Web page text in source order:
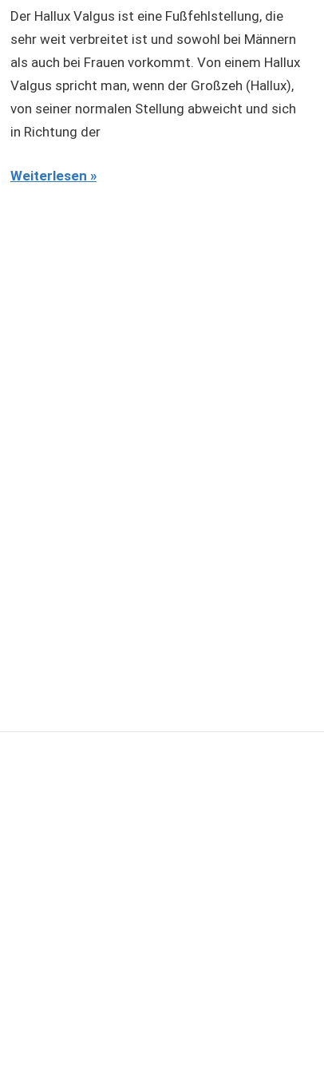
Der Hallux Valgus ist eine Fußfehlstellung, die
sehr weit verbreitet ist und sowohl bei Männern
als auch bei Frauen vorkommt. Von einem Hallux
Valgus spricht man, wenn der Großzeh (Hallux),
von seiner normalen Stellung abweicht und sich
in Richtung der
Weiterlesen